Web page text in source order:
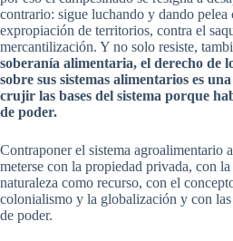
contrario: sigue luchando y dando pelea
expropiación de territorios, contra el
mercantilización. Y no solo resiste,
soberanía alimentaria, el derecho de
sobre sus sistemas alimentarios es
crujir las bases del sistema porque
de poder.
Contraponer el sistema agroalimentario
meterse con la propiedad privada, con
naturaleza como recurso, con el
colonialismo y la globalización y con las
de poder.